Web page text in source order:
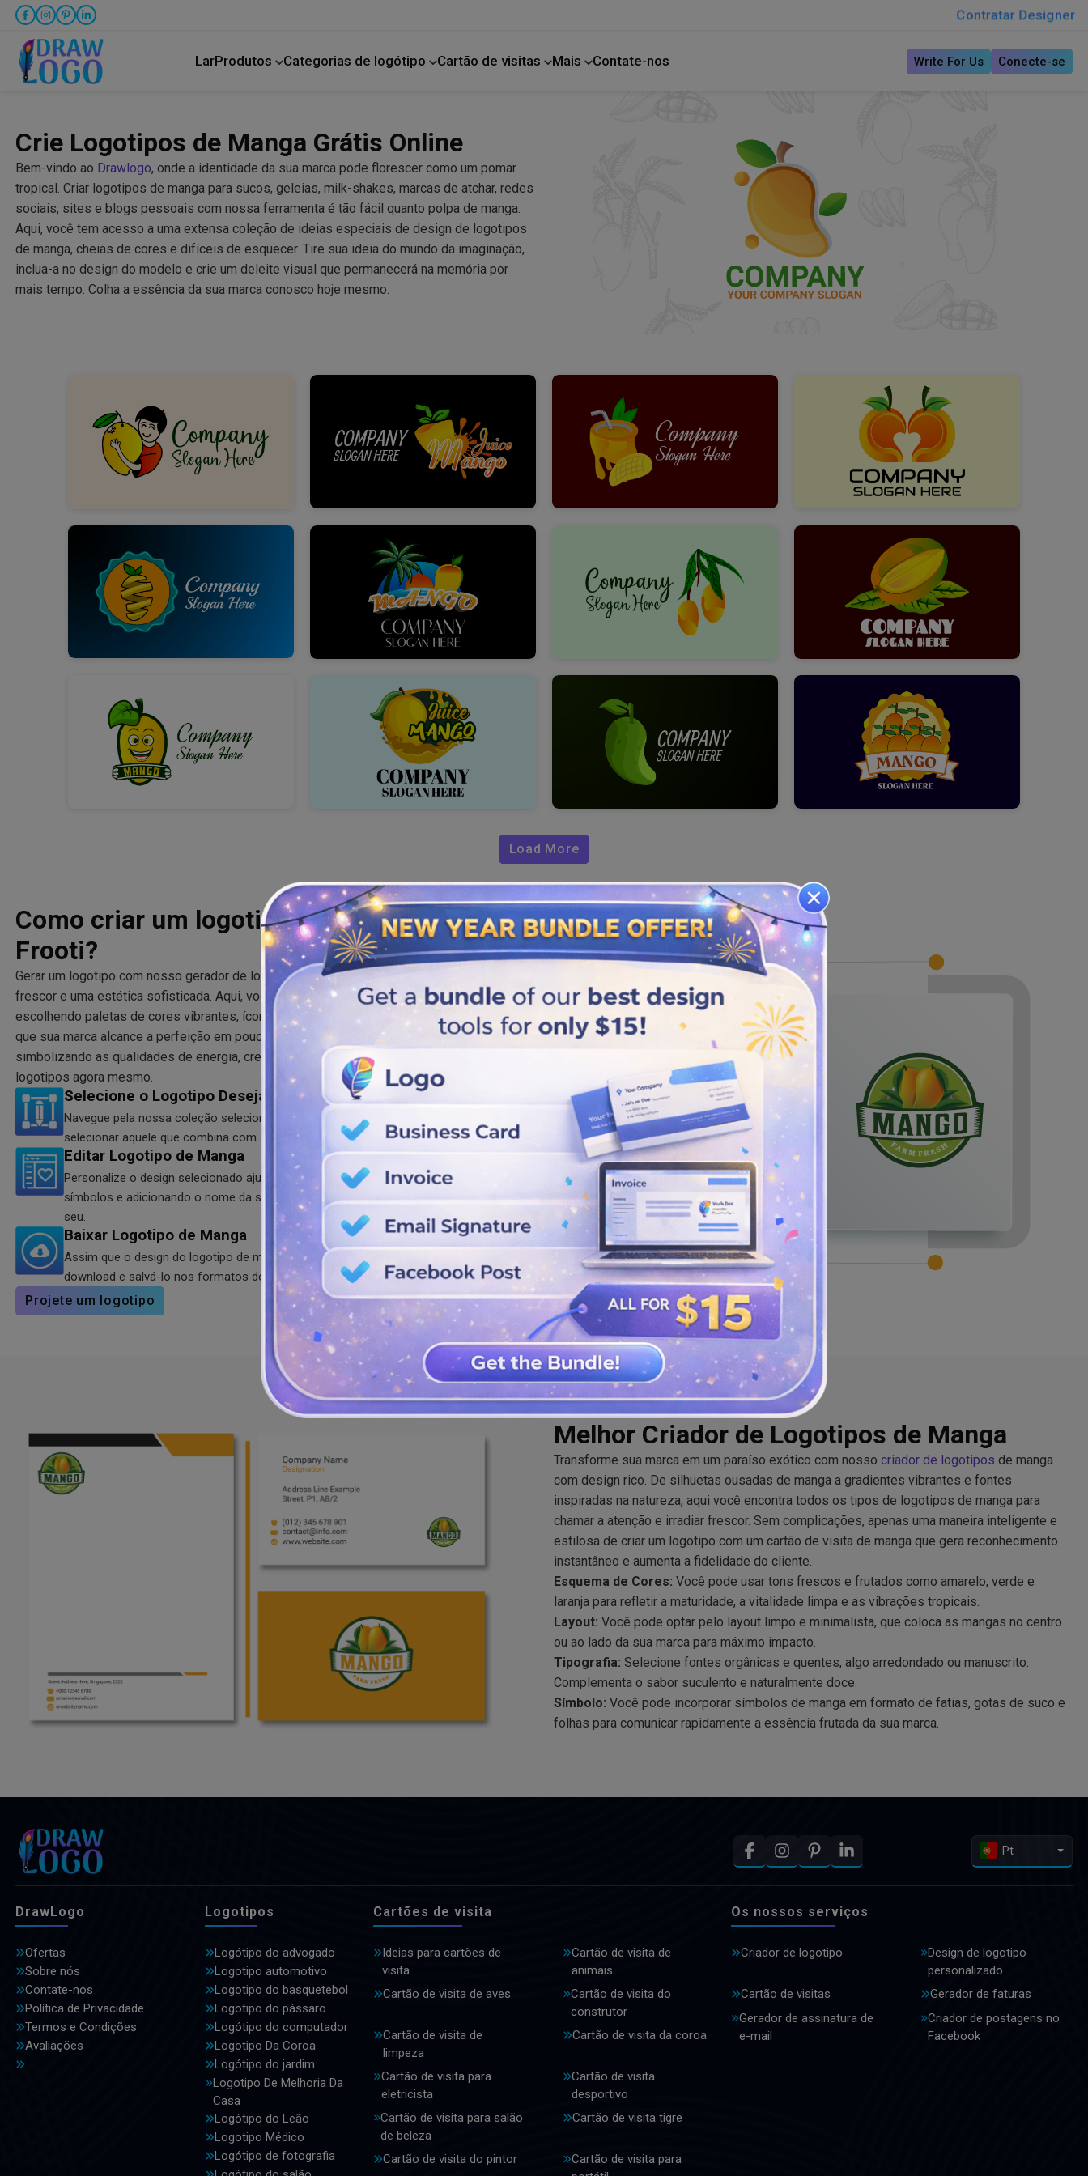
Contratar Designer
LarProdutos Categorias de logótipo Cartão de visitas Mais Contate-nos Write For Us Conecte-se
Crie Logotipos de Manga Grátis Online
Bem-vindo ao Drawlogo, onde a identidade da sua marca pode florescer como um pomar
tropical. Criar logotipos de manga para sucos, geleias, milk-shakes, marcas de atchar, redes
sociais, sites e blogs pessoais com nossa ferramenta é tão fácil quanto polpa de manga.
Aqui, você tem acesso a uma extensa coleção de ideias especiais de design de logotipos
de manga, cheias de cores e difíceis de esquecer. Tire sua ideia do mundo da imaginação,
inclua-a no design do modelo e crie um deleite visual que permanecerá na memória por
mais tempo. Colha a essência da sua marca conosco hoje mesmo.
Load More
Como criar um logotipo de manga da
Frooti?
Gerar um logotipo com nosso gerador de logotipos de manga significa adicionar diversão,
frescor e uma estética sofisticada. Aqui, você pode criar o logotipo de forma conveniente,
escolhendo paletas de cores vibrantes, ícones divertidos de fatias de manga e folhas para
que sua marca alcance a perfeição em pouco tempo. Destaque-se da concorrência
simbolizando as qualidades de energia, crescimento e frescor com nosso gerador de
logotipos agora mesmo.
Selecione o Logotipo Desejado
Navegue pela nossa coleção selecionada de logotipos com tema de manga para
selecionar aquele que combina com seus objetivos, missão e estilo de negócios.
Editar Logotipo de Manga
Personalize o design selecionado ajustando fontes, alterando cores, remodelando
símbolos e adicionando o nome da sua marca para tornar o logotipo exclusivamente
seu.
Baixar Logotipo de Manga
Assim que o design do logotipo de manga estiver perfeito, você pode clicar no botão de
download e salvá-lo nos formatos de sua preferência, incluindo SVG, JPG, PDF e PNG.
Projete um logotipo
Melhor Criador de Logotipos de Manga
Transforme sua marca em um paraíso exótico com nosso criador de logotipos de manga
com design rico. De silhuetas ousadas de manga a gradientes vibrantes e fontes
inspiradas na natureza, aqui você encontra todos os tipos de logotipos de manga para
chamar a atenção e irradiar frescor. Sem complicações, apenas uma maneira inteligente e
estilosa de criar um logotipo com um cartão de visita de manga que gera reconhecimento
instantâneo e aumenta a fidelidade do cliente.
Esquema de Cores: Você pode usar tons frescos e frutados como amarelo, verde e
laranja para refletir a maturidade, a vitalidade limpa e as vibrações tropicais.
Layout: Você pode optar pelo layout limpo e minimalista, que coloca as mangas no centro
ou ao lado da sua marca para máximo impacto.
Tipografia: Selecione fontes orgânicas e quentes, algo arredondado ou manuscrito.
Complementa o sabor suculento e naturalmente doce.
Símbolo: Você pode incorporar símbolos de manga em formato de fatias, gotas de suco e
folhas para comunicar rapidamente a essência frutada da sua marca.
Pt
DrawLogo
Ofertas
Sobre nós
Contate-nos
Política de Privacidade
Termos e Condições
Avaliações
Logotipos
Logótipo do advogado
Logotipo automotivo
Logotipo do basquetebol
Logotipo do pássaro
Logótipo do computador
Logotipo Da Coroa
Logótipo do jardim
Logotipo De Melhoria Da
Casa
Logótipo do Leão
Logotipo Médico
Logótipo de fotografia
Cartões de visita
Ideias para cartões de
visita
Cartão de visita de
animais
Cartão de visita de aves
Cartão de visita do
construtor
Cartão de visita de
limpeza
Cartão de visita da coroa
Cartão de visita para
eletricista
Cartão de visita
desportivo
Cartão de visita para salão
de beleza
Cartão de visita tigre
Cartão de visita do pintor
Cartão de visita para
Os nossos serviços
Criador de logotipo
Design de logotipo
personalizado
Cartão de visitas
Gerador de faturas
Gerador de assinatura de
e-mail
Criador de postagens no
Facebook